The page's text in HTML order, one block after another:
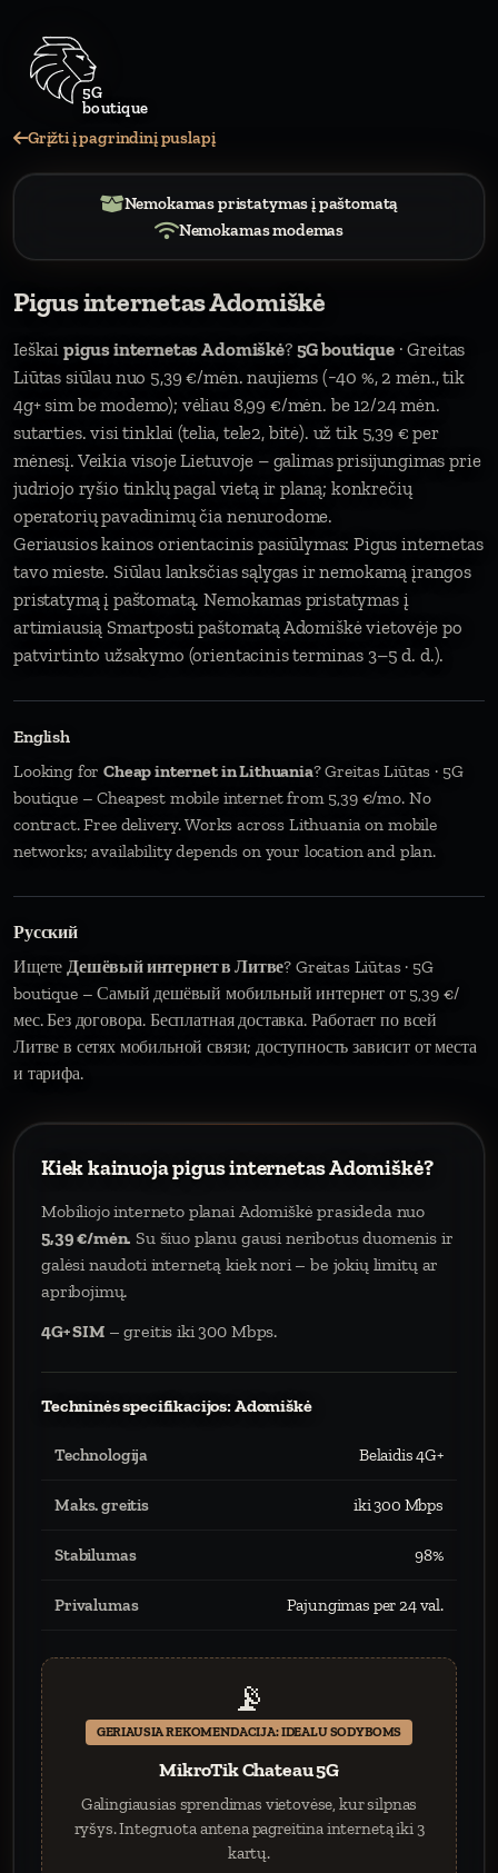
5G
Grįžti į pagrindinį puslapį
Nemokamas pristatymas į paštomatą
Nemokamas modemas
Pigus internetas Adomiškė
Ieškai pigus internetas Adomiškė? 5G boutique· Greitas
Liūtas siūlau nuo 5,39 €/mėn. naujiems (−40 %, 2 mėn., tik
4g+ sim be modemo); vėliau 8,99 €/mėn. be 12/24 mėn.
sutarties. visi tinklai (telia, tele2, bitė). už tik 5,39 € per
mėnesį. Veikia visoje Lietuvoje – galimas prisijungimas prie
judriojo ryšio tinklų pagal vietą ir planą; konkrečių
operatorių pavadinimų čia nenurodome.
Geriausios kainos orientacinis pasiūlymas: Pigus internetas
tavo mieste. Siūlau lanksčias sąlygas ir nemokamą įrangos
pristatymą į paštomatą. Nemokamas pristatymas į
artimiausią Smartposti paštomatą Adomiškė vietovėje po
patvirtinto užsakymo (orientacinis terminas 3–5 d. d.).
English
Looking forCheap internet in Lithuania? Greitas Liūtas · 5G
boutique – Cheapest mobile internet from 5,39 €/mo. No
contract. Free delivery. Works across Lithuania on mobile
networks; availability depends on your location and plan.
Русский
ИщетеДешёвый интернет в Литве? Greitas Liūtas · 5G
boutique – Самый дешёвый мобильный интернет от 5,39 €/
мес. Без договора. Бесплатная доставка. Работает по всей
Литве в сетях мобильной связи; доступность зависит от места
и тарифа.
Kiek kainuoja pigus internetas Adomiškė?
Mobiliojo interneto planai Adomiškė prasideda nuo
5,39 €/mėn. Su šiuo planu gausi neribotus duomenis ir
galėsi naudoti internetą kiek nori – be jokių limitų ar
apribojimų.
4G+ SIM– greitis iki 300 Mbps.
Techninės specifikacijos: Adomiškė
Technologija Belaidis 4G+
Maks. greitis iki 300 Mbps
Stabilumas 98%
Privalumas Pajungimas per 24 val.
📡
GERIAUSIA REKOMENDACIJA: IDEALU SODYBOMS
MikroTik Chateau 5G
Galingiausias sprendimas vietovėse, kur silpnas
ryšys. Integruota antena pagreitina internetą iki 3
kartų.